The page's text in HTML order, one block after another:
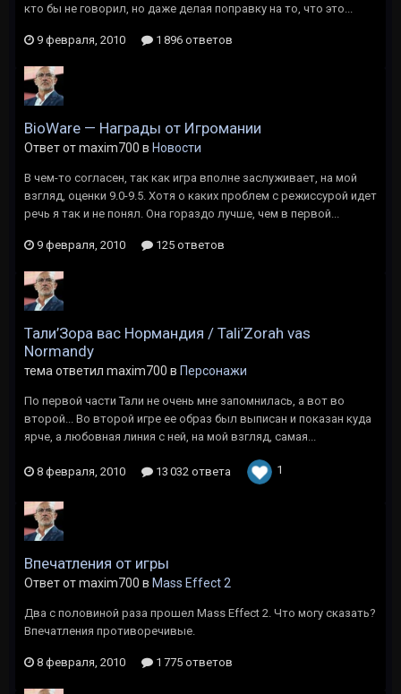
кто бы не говорил, но даже делая поправку на то, что это...
9 февраля, 2010 1 896 ответов
BioWare — Награды от Игромании
Ответ от maxim700 в Новости
В чем-то согласен, так как игра вполне заслуживает, на мой
взгляд, оценки 9.0-9.5. Хотя о каких проблем с режиссурой идет
речь я так и не понял. Она гораздо лучше, чем в первой...
9 февраля, 2010 125 ответов
Тали’Зора вас Нормандия / Tali’Zorah vas
Normandy
тема ответил maxim700 в Персонажи
По первой части Тали не очень мне запомнилась, а вот во
второй... Во второй игре ее образ был выписан и показан куда
ярче, а любовная линия с ней, на мой взгляд, самая...
8 февраля, 2010 13 032 ответа 1
Впечатления от игры
Ответ от maxim700 в Mass Effect 2
Два с половиной раза прошел Mass Effect 2. Что могу сказать?
Впечатления противоречивые.
8 февраля, 2010 1 775 ответов